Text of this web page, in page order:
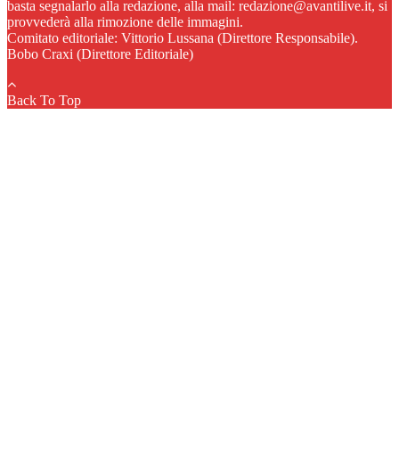
basta segnalarlo alla redazione, alla mail: redazione@avantilive.it, si
provvederà alla rimozione delle immagini.
Comitato editoriale: Vittorio Lussana (Direttore Responsabile).
Bobo Craxi (Direttore Editoriale)
Back To Top